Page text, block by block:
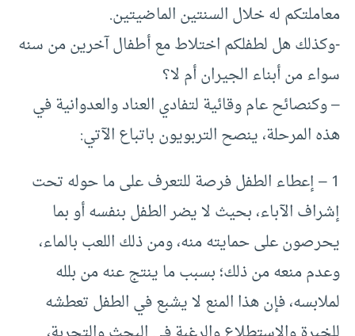
معاملتكم له خلال السنتين الماضيتين.
-وكذلك هل لطفلكم اختلاط مع أطفال آخرين من سنه
سواء من أبناء الجيران أم لا؟
– وكنصائح عام وقائية لتفادي العناد والعدوانية في
هذه المرحلة، ينصح التربويون باتباع الآتي:
1 – إعطاء الطفل فرصة للتعرف على ما حوله تحت
إشراف الآباء، بحيث لا يضر الطفل بنفسه أو بما
يحرصون على حمايته منه، ومن ذلك اللعب بالماء،
وعدم منعه من ذلك؛ بسبب ما ينتج عنه من بلله
لملابسه، فإن هذا المنع لا يشبع في الطفل تعطشه